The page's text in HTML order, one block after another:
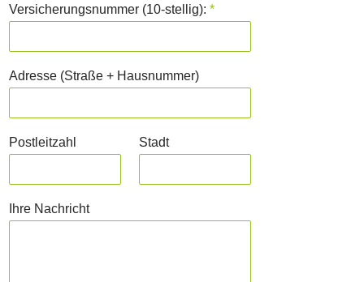
Versicherungsnummer (10-stellig): *
Adresse (Straße + Hausnummer)
Postleitzahl Stadt
Ihre Nachricht